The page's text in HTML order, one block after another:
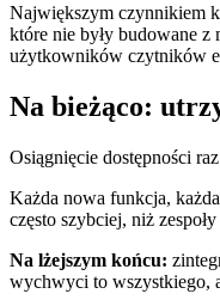
Największym czynnikiem
które nie były budowane
użytkowników czytników
Na bieżąco:
Osiągnięcie dostępności
Każda nowa funkcja,
często szybciej, niż
Na lżejszym końcu:
wychwyci to wszystkiego,